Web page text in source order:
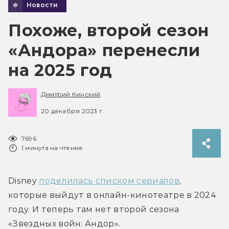
Новости
Похоже, второй сезон
«Андора» перенесли
на 2025 год
Дмитрий Кинский
20 декабря 2023 г.
7696
1 минута на чтение
Disney поделилась списком сериалов,
которые выйдут в онлайн-кинотеатре в 2024
году. И теперь там нет второй сезона
«Звездных войн: Андор».